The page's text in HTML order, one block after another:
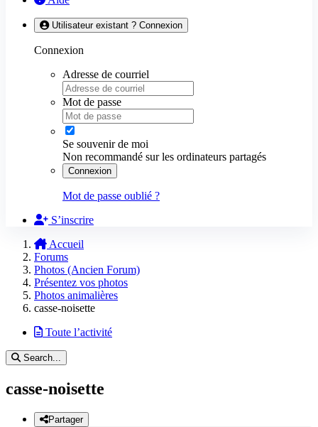
Utilisateur existant ? Connexion
Connexion
Adresse de courriel
Mot de passe
Se souvenir de moi
Non recommandé sur les ordinateurs partagés
Connexion
Mot de passe oublié ?
S’inscrire
Accueil
Forums
Photos (Ancien Forum)
Présentez vos photos
Photos animalières
casse-noisette
Toute l’activité
Search...
casse-noisette
Partager